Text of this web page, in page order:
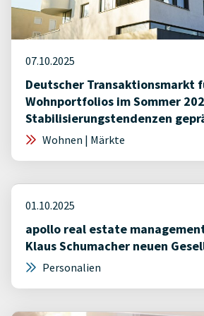
07.10.2025
Deutscher Transaktionsmarkt
Wohnportfolios im Sommer
Stabilisierungstendenzen
Wohnen | Märkte
01.10.2025
apollo real estate
Klaus Schumacher neuen
Personalien